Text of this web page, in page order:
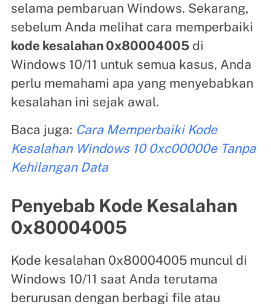
selama pembaruan Windows. Sekarang,
sebelum Anda melihat cara memperbaiki
kode kesalahan 0x80004005di
Windows 10/11 untuk semua kasus, Anda
perlu memahami apa yang menyebabkan
kesalahan ini sejak awal.
Baca juga: Cara Memperbaiki Kode
Kesalahan Windows 10 0xc00000e Tanpa
Kehilangan Data
Penyebab Kode Kesalahan
0x80004005
Kode kesalahan 0x80004005 muncul di
Windows 10/11 saat Anda terutama
berurusan dengan berbagi file atau